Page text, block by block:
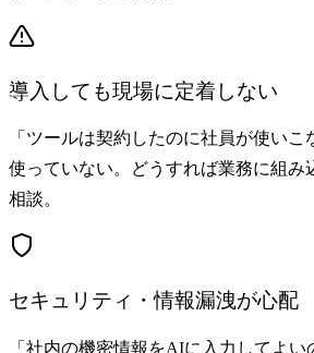
導入しても現場に定着しない
「ツールは契約したのに社員が使い
使っていない。どうすれば業務に組み
相談。
セキュリティ・情報漏洩が心配
「社内の機密情報をAIに入力してよい